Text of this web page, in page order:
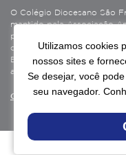
O Colégio Diocesano São
mantido pela Associação
privado sem fins lucrativos,
cultural, assistencial e
Beneficente de Assistência
assistência social.
Continue lendo
Utilizamos cookies
nossos sites e
Se desejar, você
seu navegador.